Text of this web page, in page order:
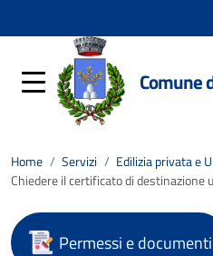
Comune
Home / Servizi / Edilizia privata e
Chiedere il certificato di destinazione
Permessi e documenti